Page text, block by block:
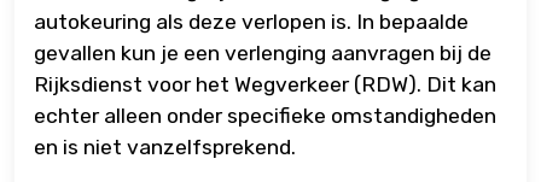
autokeuring als deze verlopen is. In bepaalde
gevallen kun je een verlenging aanvragen bij de
Rijksdienst voor het Wegverkeer (RDW). Dit kan
echter alleen onder specifieke omstandigheden
en is niet vanzelfsprekend.